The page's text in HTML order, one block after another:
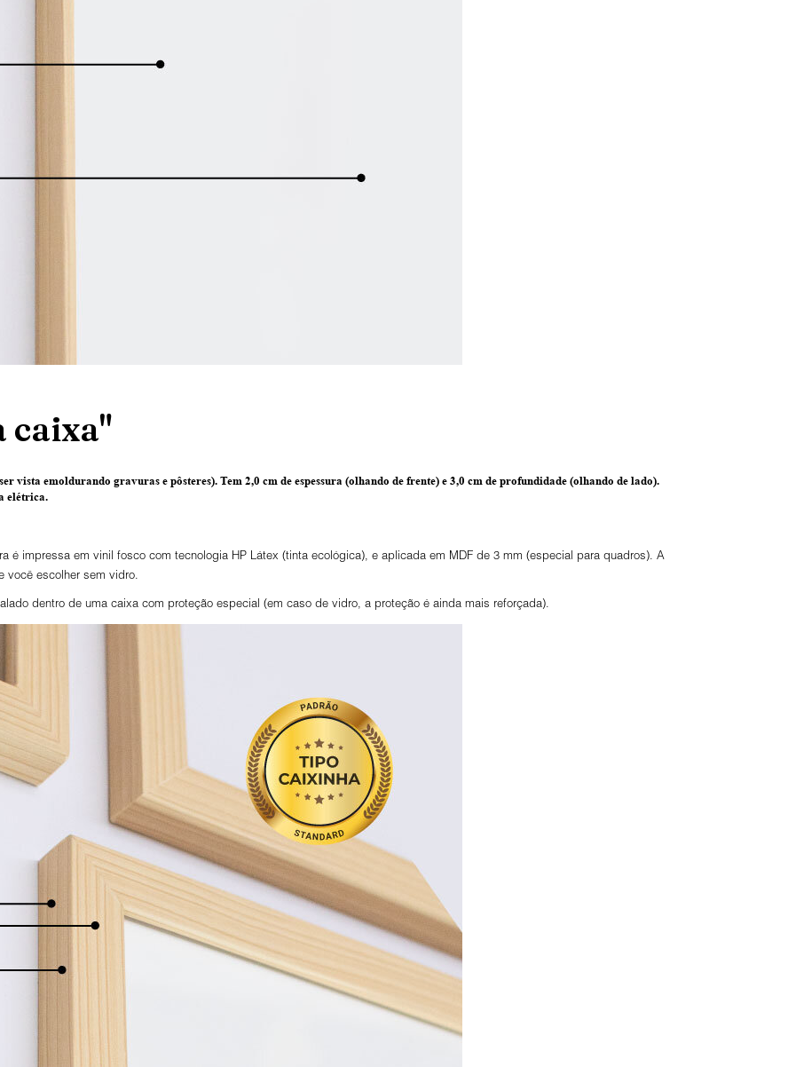
caixa"
vista emoldurando gravuras e pôsteres). Tem 2,0 cm de espessura (olhando de frente) e 3,0 cm de profundidade (olhando de lado).
elétrica.
é impressa em vinil fosco com tecnologia HP Látex (tinta ecológica), e aplicada em MDF de 3 mm (especial para quadros). A
você escolher sem vidro.
dentro de uma caixa com proteção especial (em caso de vidro, a proteção é ainda mais reforçada).